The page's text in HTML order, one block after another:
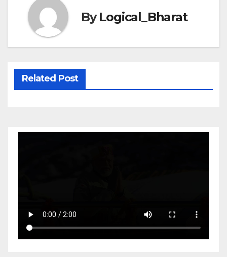
ByLogical_Bharat
Related Post